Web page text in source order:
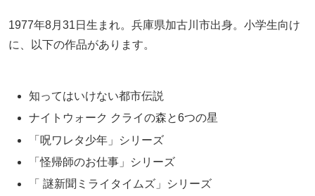
1977年8月31日生まれ。兵庫県加古川市出身。小学生向け
に、以下の作品があります。
知ってはいけない都市伝説
ナイトウォーク クライの森と6つの星
「呪ワレタ少年」シリーズ
「怪帰師のお仕事」シリーズ
「 謎新聞ミライタイムズ」シリーズ